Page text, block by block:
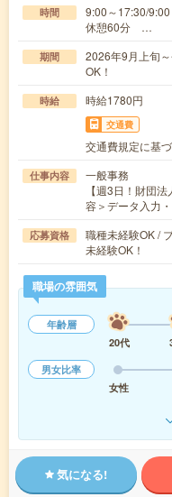
時間
9:00～17:30/
休憩60分 …
期間
2026年9月上旬
OK！
時給 時給1780円
交通費
交通費規定に基
仕事内容
一般事務
【週3日！財団
容＞データ入力
応募資格
職種未経験OK /
未経験OK！
職場の雰囲気
年齢層
20代
男女比率
女性
気になる!